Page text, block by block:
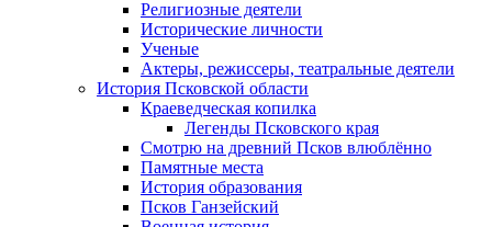
Религиозные деятели
Исторические личности
Ученые
Актеры, режиссеры, театральные деятели
История Псковской области
Краеведческая копилка
Легенды Псковского края
Смотрю на древний Псков влюблённо
Памятные места
История образования
Псков Ганзейский